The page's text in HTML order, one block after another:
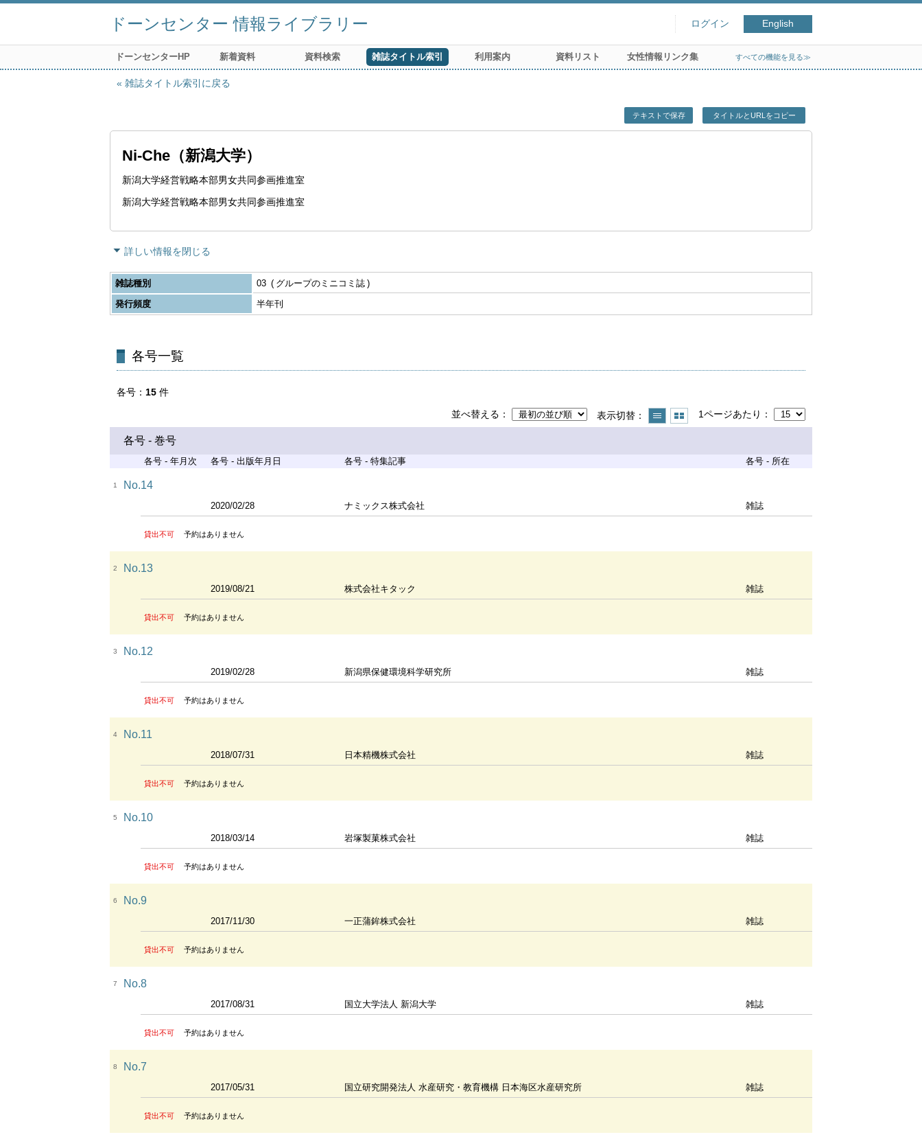
ドーンセンター 情報ライブラリー ログイン English
ドーンセンターHP 新着資料 資料検索 雑誌タイトル索引 利用案内 資料リスト 女性情報リンク集 すべての機能を見る≫
雑誌タイトル索引に戻る
テキストで保存 タイトルとURLをコピー
Ni-Che（新潟大学）
新潟大学経営戦略本部男女共同参画推進室
新潟大学経営戦略本部男女共同参画推進室
詳しい情報を閉じる
雑誌種別 03
グループのミニコミ誌
発行頻度
半年刊
各号一覧
各号 15 件
並べ替える
表示切替 1ページあたり
各号 - 巻号
各号 - 年月次 各号 - 出版年月日 各号 - 特集記事 各号 - 所在
1 No.14
2020/02/28 ナミックス株式会社 雑誌
貸出不可 予約はありません
2 No.13
2019/08/21 株式会社キタック 雑誌
貸出不可 予約はありません
3 No.12
2019/02/28 新潟県保健環境科学研究所 雑誌
貸出不可 予約はありません
4 No.11
2018/07/31 日本精機株式会社 雑誌
貸出不可 予約はありません
5 No.10
2018/03/14 岩塚製菓株式会社 雑誌
貸出不可 予約はありません
6 No.9
2017/11/30 一正蒲鉾株式会社 雑誌
貸出不可 予約はありません
7 No.8
2017/08/31 国立大学法人 新潟大学 雑誌
貸出不可 予約はありません
8 No.7
2017/05/31 国立研究開発法人 水産研究・教育機構 日本海区水産研究所 雑誌
貸出不可 予約はありません